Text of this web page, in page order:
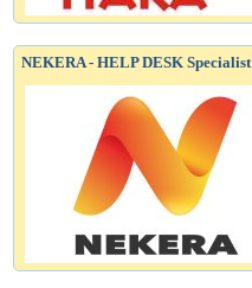
NEKERA - HELP DESK Specialist